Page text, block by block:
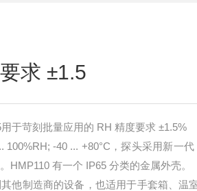
求 ±1.5
于苛刻批量应用的 RH 精度要求 ±1.5%
100%RH; -40 ... +80°C，探头采用新一
HMP110 有一个 IP65 分类的金属外壳。
他制造商的设备，也适用于手套箱、温